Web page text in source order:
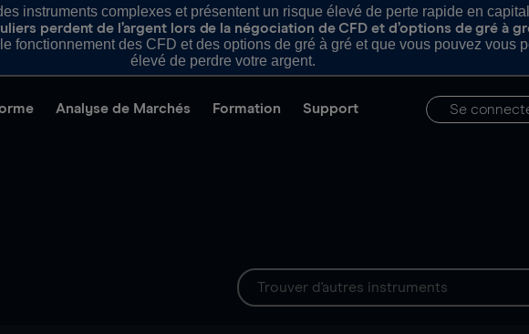
instruments complexes et présentent un risque élevé de perte rapide en
perdent de l’argent lors de la négociation de CFD et d’options de gré à
fonctionnement des CFD et des options de gré à gré et que vous pouvez vous
élevé de perdre votre argent.
Analyse de Marchés Formation Support Se